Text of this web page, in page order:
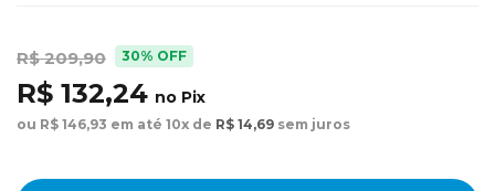
R$ 209,90 30% OFF
R$ 132,24 no Pix
ou R$ 146,93 em até 10x de R$ 14,69 sem juros